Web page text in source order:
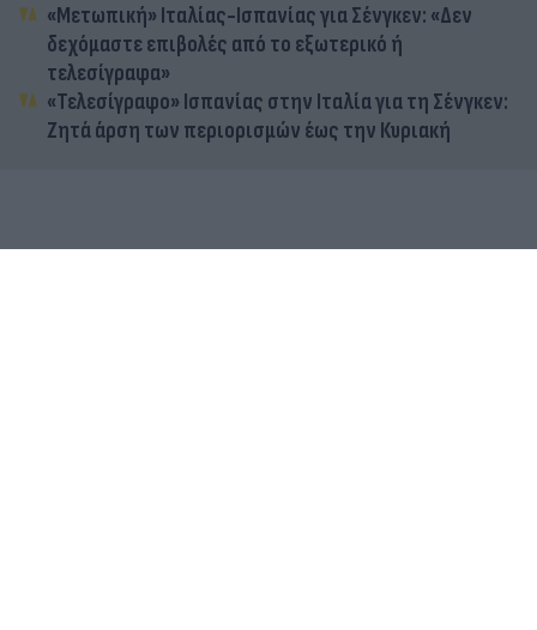
«Μετωπική» Ιταλίας-Ισπανίας για Σένγκεν: «Δεν
δεχόμαστε επιβολές από το εξωτερικό ή
τελεσίγραφα»
«Τελεσίγραφο» Ισπανίας στην Ιταλία για τη Σένγκεν:
Ζητά άρση των περιορισμών έως την Κυριακή